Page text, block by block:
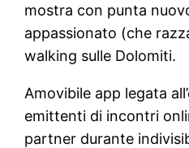
mostra con punta
appassionato (che
walking sulle Dolomiti.
Amovibile app legata
emittenti di incontri
partner durante